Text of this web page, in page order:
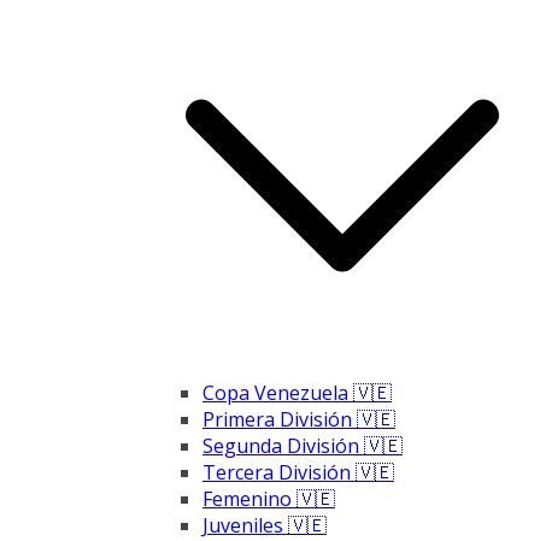
Copa Venezuela 🇻🇪
Primera División 🇻🇪
Segunda División 🇻🇪
Tercera División 🇻🇪
Femenino 🇻🇪
Juveniles 🇻🇪